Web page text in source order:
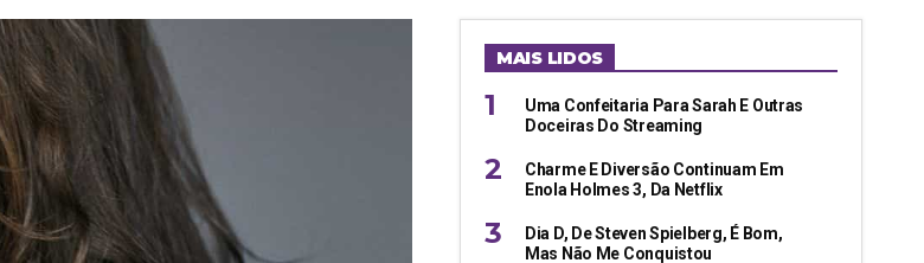
MAIS LIDOS
Uma Confeitaria Para Sarah E Outras
Doceiras Do Streaming
Charme E Diversão Continuam Em
Enola Holmes 3, Da Netflix
Dia D, De Steven Spielberg, É Bom,
Mas Não Me Conquistou